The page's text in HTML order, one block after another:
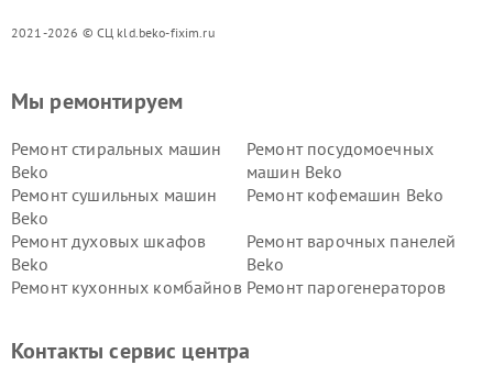
2021-2026 © СЦ kld.beko-fixim.ru
Мы ремонтируем
Ремонт стиральных машин
Beko
Ремонт посудомоечных
машин Beko
Ремонт сушильных машин
Beko
Ремонт кофемашин Beko
Ремонт духовых шкафов
Beko
Ремонт варочных панелей
Beko
Ремонт кухонных комбайнов Ремонт парогенераторов
Ремонт холодильников Beko Ремонт морозильных камер
Контакты сервис центра